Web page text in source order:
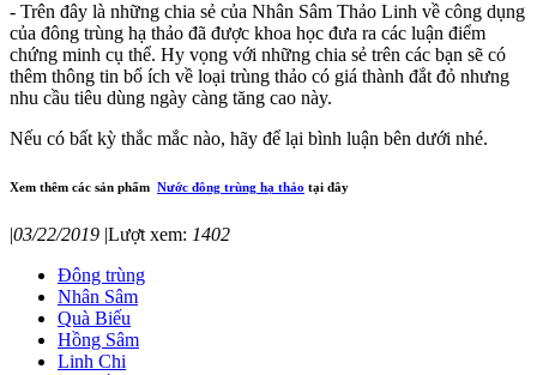
- Trên đây là những chia sẻ của Nhân Sâm Thảo Linh về công dụng
của đông trùng hạ thảo đã được khoa học đưa ra các luận điểm
chứng minh cụ thể. Hy vọng với những chia sẻ trên các bạn sẽ có
thêm thông tin bổ ích về loại trùng thảo có giá thành đắt đỏ nhưng
nhu cầu tiêu dùng ngày càng tăng cao này.
Nếu có bất kỳ thắc mắc nào, hãy để lại bình luận bên dưới nhé.
Xem thêm các sản phẩm Nước đông trùng hạ thảo tại đây
|03/22/2019 |Lượt xem: 1402
Đông trùng
Nhân Sâm
Quà Biếu
Hồng Sâm
Linh Chi